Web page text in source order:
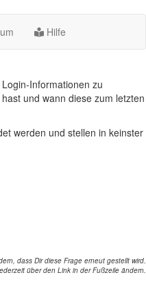
Hilfe
Informationen zu
und wann diese zum letzten
werden und stellen in keinster
dass Dir diese Frage erneut gestellt wird.
über den Link in der Fußzeile ändern.